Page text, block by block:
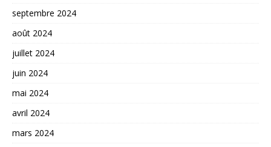
septembre 2024
août 2024
juillet 2024
juin 2024
mai 2024
avril 2024
mars 2024